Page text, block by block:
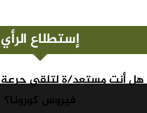
إستطلاع الرأي
هل أنت مستعد/ة لتلقي جرعة
فيروس كورونا؟